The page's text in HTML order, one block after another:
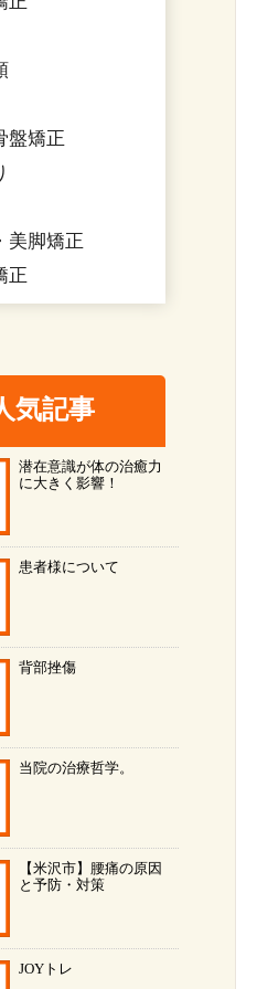
盤矯正
美脚矯正
正
気記事
潜在意識が体の治癒力
に大きく影響！
患者様について
背部挫傷
当院の治療哲学。
【米沢市】腰痛の原因
と予防・対策
JOYトレ